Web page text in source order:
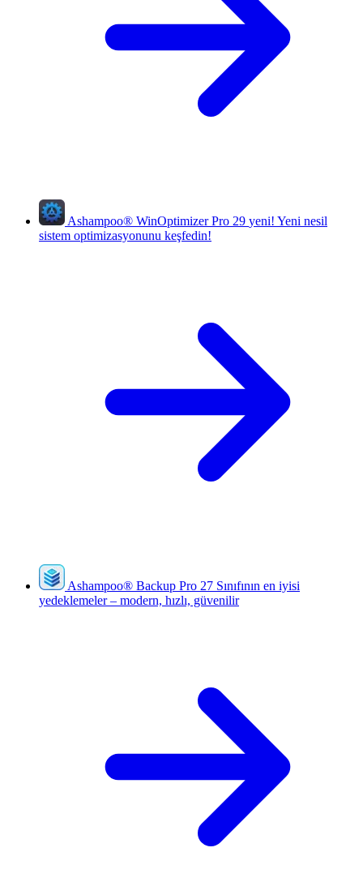
Ashampoo® WinOptimizer Pro 29 yeni! Yeni nesil
sistem optimizasyonunu keşfedin!
Ashampoo® Backup Pro 27 Sınıfının en iyisi
yedeklemeler – modern, hızlı, güvenilir